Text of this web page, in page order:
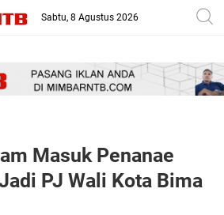
Sabtu, 8 Agustus 2026
Masuk Penanae
PJ Wali Kota Bima